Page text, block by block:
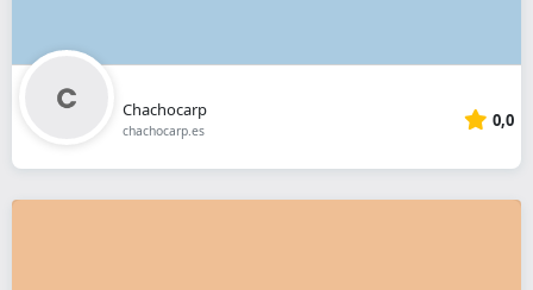
Chachocarp
chachocarp.es 0,0